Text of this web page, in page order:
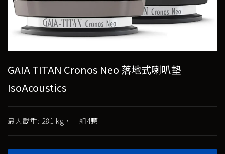
GAIA TITAN Cronos Neo 落地式喇叭墊
IsoAcoustics
最大載重: 281 kg，一組4顆